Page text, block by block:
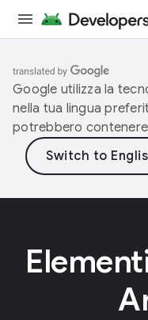
Google utilizza la
nella tua lingua
potrebbero